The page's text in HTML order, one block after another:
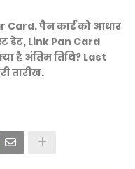
Card. पैन कार्ड को आधार
डेट, Link Pan Card
है अंतिम तिथि? Last
तारीख.